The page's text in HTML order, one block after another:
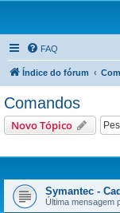
FAQ
Índice do fórum
Comandos
Novo Tópico
Symantec -
Última mensagem